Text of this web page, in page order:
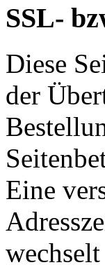
SSL-
Diese
der
Eine